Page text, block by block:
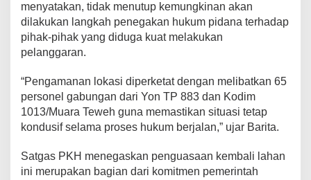
menyatakan, tidak menutup kemungkinan akan
dilakukan langkah penegakan hukum pidana terhadap
pihak-pihak yang diduga kuat melakukan
pelanggaran.
“Pengamanan lokasi diperketat dengan melibatkan 65
personel gabungan dari Yon TP 883 dan Kodim
1013/Muara Teweh guna memastikan situasi tetap
kondusif selama proses hukum berjalan,” ujar Barita.
Satgas PKH menegaskan penguasaan kembali lahan
ini merupakan bagian dari komitmen pemerintah